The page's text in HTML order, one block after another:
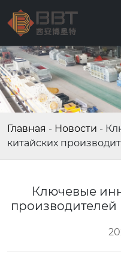
Главная - Новости -
китайских
Ключевые